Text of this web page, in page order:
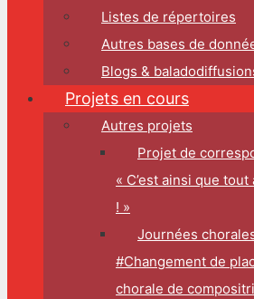
Listes de répertoires
Autres bases de
Blogs &
Projets en cours
Autres projets
Projet de
« C’est ainsi que
! »
Journées
#Changement de
chorale de